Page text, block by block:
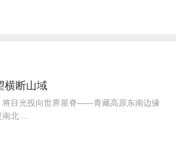
横断山域
将目光投向世界屋脊——青藏高原东南边缘
北 ...